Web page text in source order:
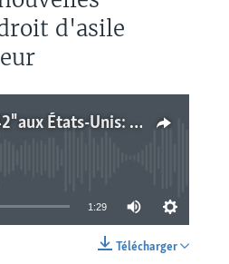
d'asile
Expiration de "Title 42" aux États-Unis: de nouvelles restrictions au droit d'asile entrent en vigueur
1:29
Télécharger